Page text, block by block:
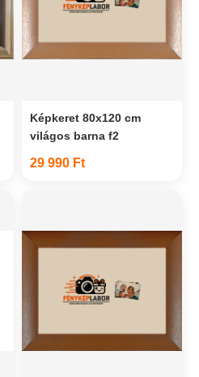
Képkeret 80x120 cm
világos barna f2
29 990 Ft